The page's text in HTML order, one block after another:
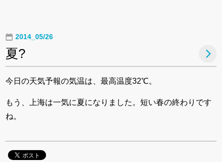
2014_05/26
夏?
今日の天気予報の気温は、最高温度32℃。
もう、上海は一気に夏になりました。短い春の終わりです
ね。